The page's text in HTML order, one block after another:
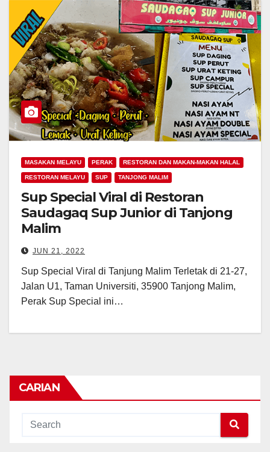
MASAKAN MELAYU PERAK RESTORAN DAN MAKAN-MAKAN HALAL
RESTORAN MELAYU SUP TANJONG MALIM
Sup Special Viral di Restoran
Saudagaq Sup Junior di Tanjong
Malim
JUN 21, 2022
Sup Special Viral di Tanjung Malim Terletak di 21-27,
Jalan U1, Taman Universiti, 35900 Tanjong Malim,
Perak Sup Special ini…
CARIAN